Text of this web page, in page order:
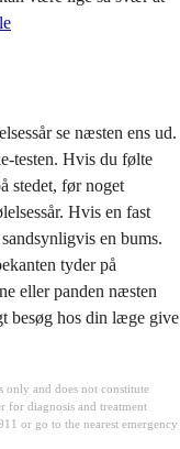
se næsten ens ud.
testen. Hvis du følte
stedet, før noget
Hvis en fast
en bums.
tyder på
eller panden næsten
besøg hos din læge give
and does not constitute
for diagnosis and treatment
or go to the nearest emergency